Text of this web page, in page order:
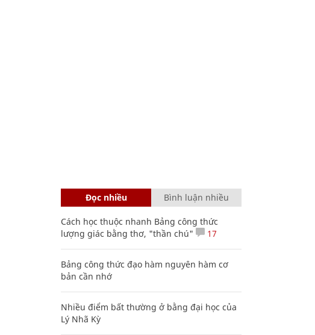
Đọc nhiều Bình luận nhiều
Cách học thuộc nhanh Bảng công thức
lượng giác bằng thơ, "thần chú"
17
Bảng công thức đạo hàm nguyên hàm cơ
bản cần nhớ
Nhiều điểm bất thường ở bằng đại học của
Lý Nhã Kỳ